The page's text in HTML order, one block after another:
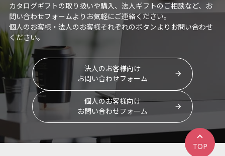
カタログギフトの取り扱いや購入、法人ギフトのご相談など、お
問い合わせフォームよりお気軽にご連絡ください。
個人のお客様・法人のお客様それぞれのボタンよりお問い合わせ
ください。
法人のお客様向け
お問い合わせフォーム
個人のお客様向け
お問い合わせフォーム
TOP